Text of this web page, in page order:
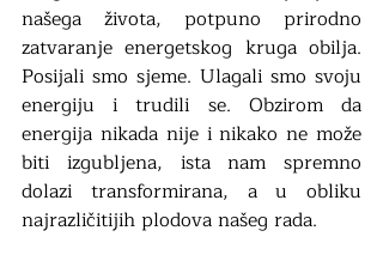
našega života, potpuno prirodno
zatvaranje energetskog kruga obilja.
Posijali smo sjeme. Ulagali smo svoju
energiju i trudili se. Obzirom da
energija nikada nije i nikako ne može
biti izgubljena, ista nam spremno
dolazi transformirana, a u obliku
najrazličitijih plodova našeg rada.